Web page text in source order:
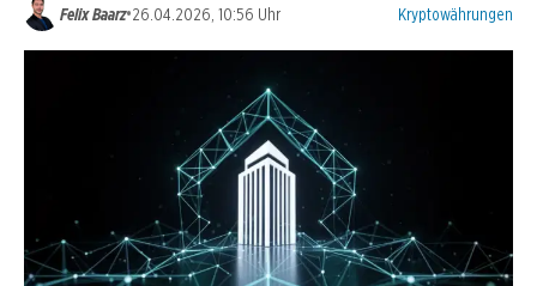
Felix Baarz•26.04.2026, 10:56 Uhr Kategorien:
Kryptowährungen